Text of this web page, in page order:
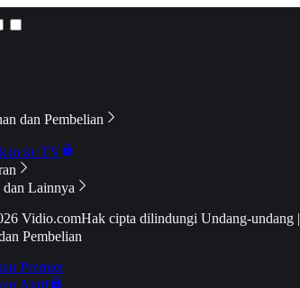
dan Pembelian
ke TV
dan Lainnya
Vidio.comHak cipta dilindungi Undang-undang |
Pembelian
Premier
Aktif